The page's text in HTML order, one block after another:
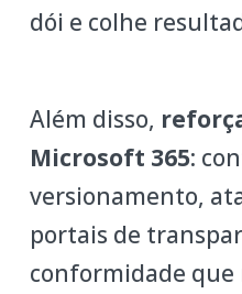
dói e colhe
Além disso,
Microsoft 365:
versionamento,
portais de
conformidade